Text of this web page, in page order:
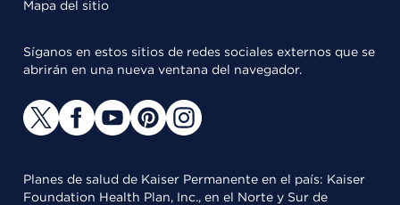
Mapa del sitio
Síganos en estos sitios de redes sociales externos que se
abrirán en una nueva ventana del navegador.
Planes de salud de Kaiser Permanente en el país: Kaiser
Foundation Health Plan, Inc., en el Norte y Sur de